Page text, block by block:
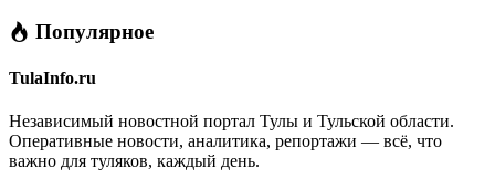
Популярное
TulaInfo.ru
Независимый новостной портал Тулы и Тульской области.
Оперативные новости, аналитика, репортажи — всё, что
важно для туляков, каждый день.